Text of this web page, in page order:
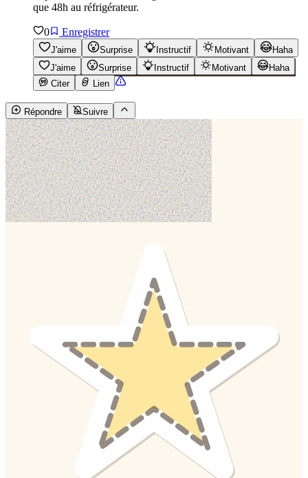
que 48h au réfrigérateur.
0 Enregistrer
J'aime Surprise Instructif Motivant
Haha
J'aime
Surprise Instructif Motivant
Haha
Citer
Lien
Répondre Suivre